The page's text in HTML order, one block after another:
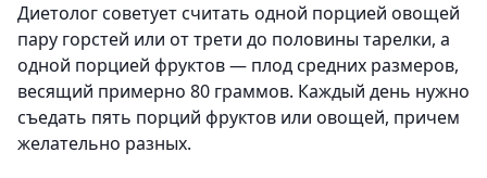
Диетолог советует считать одной порцией овощей
пару горстей или от трети до половины тарелки, а
одной порцией фруктов — плод средних размеров,
весящий примерно 80 граммов. Каждый день нужно
съедать пять порций фруктов или овощей, причем
желательно разных.